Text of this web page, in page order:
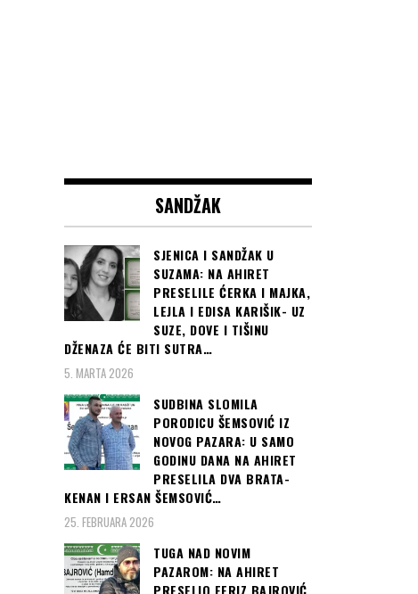
SANDŽAK
SJENICA I SANDŽAK U
SUZAMA: NA AHIRET
PRESELILE ĆERKA I MAJKA,
LEJLA I EDISA KARIŠIK- UZ
SUZE, DOVE I TIŠINU
DŽENAZA ĆE BITI SUTRA…
5. MARTA 2026
SUDBINA SLOMILA
PORODICU ŠEMSOVIĆ IZ
NOVOG PAZARA: U SAMO
GODINU DANA NA AHIRET
PRESELILA DVA BRATA-
KENAN I ERSAN ŠEMSOVIĆ…
25. FEBRUARA 2026
TUGA NAD NOVIM
PAZAROM: NA AHIRET